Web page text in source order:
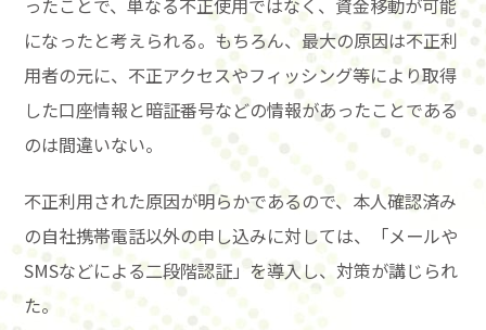
ったことで、単なる不正使用ではなく、資金移動が可能
になったと考えられる。もちろん、最大の原因は不正利
用者の元に、不正アクセスやフィッシング等により取得
した口座情報と暗証番号などの情報があったことである
のは間違いない。
不正利用された原因が明らかであるので、本人確認済み
の自社携帯電話以外の申し込みに対しては、「メールや
SMSなどによる二段階認証」を導入し、対策が講じられ
た。